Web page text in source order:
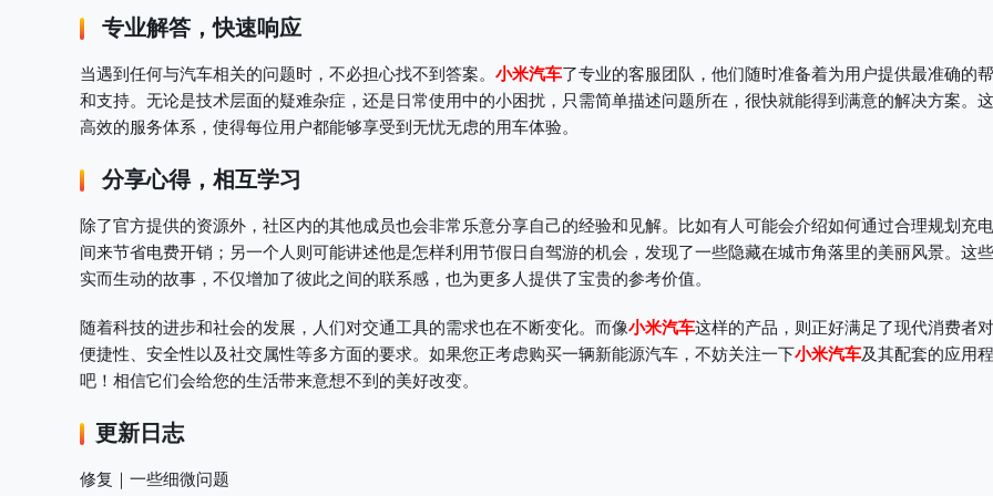
专业解答，快速响应
当遇到任何与汽车相关的问题时，不必担心找不到答案。 小米汽车了专业的客服团队，他们随时准备着为用户提供最准确的
和支持。无论是技术层面的疑难杂症，还是日常使用中的小困扰，只需简单描述问题所在，很快就能得到满意的解决方案。
高效的服务体系，使得每位用户都能够享受到无忧无虑的用车体验。
分享心得，相互学习
除了官方提供的资源外，社区内的其他成员也会非常乐意分享自己的经验和见解。比如有人可能会介绍如何通过合理规划充
间来节省电费开销；另一个人则可能讲述他是怎样利用节假日自驾游的机会，发现了一些隐藏在城市角落里的美丽风景。这
实而生动的故事，不仅增加了彼此之间的联系感，也为更多人提供了宝贵的参考价值。
随着科技的进步和社会的发展，人们对交通工具的需求也在不断变化。而像小米汽车这样的产品，则正好满足了现代消费者
便捷性、安全性以及社交属性等多方面的要求。如果您正考虑购买一辆新能源汽车，不妨关注一下小米汽车及其配套的应用
吧！相信它们会给您的生活带来意想不到的美好改变。
更新日志
修复｜一些细微问题